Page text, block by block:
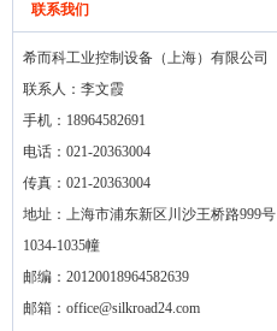
联系我们
希而科工业控制设备（上海）有限公司
联系人：李文霞
手机：18964582691
电话：021-20363004
传真：021-20363004
地址：上海市浦东新区川沙王桥路999号
1034-1035幢
邮编：20120018964582639
邮箱： office@silkroad24.com